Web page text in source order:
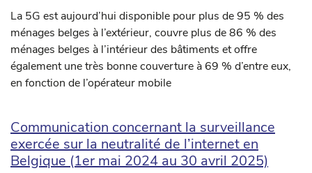
La 5G est aujourd’hui disponible pour plus de 95 % des
ménages belges à l’extérieur, couvre plus de 86 % des
ménages belges à l’intérieur des bâtiments et offre
également une très bonne couverture à 69 % d’entre eux,
en fonction de l’opérateur mobile
Communication concernant la surveillance
exercée sur la neutralité de l’internet en
Belgique (1er mai 2024 au 30 avril 2025)